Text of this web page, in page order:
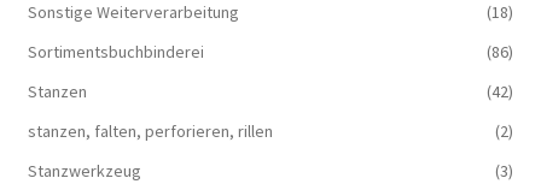
Sonstige Weiterverarbeitung
(18)
Sortimentsbuchbinderei
(86)
Stanzen
(42)
stanzen, falten, perforieren, rillen
(2)
Stanzwerkzeug
(3)